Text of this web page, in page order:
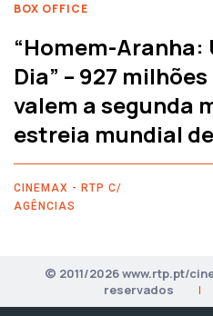
BOX OFFICE
“Homem-Aranha:
Dia” – 927
valem a segunda
estreia mundial
CINEMAX - RTP C/
AGÊNCIAS
© 2011/2026 www.rtp.pt/
reservados
|